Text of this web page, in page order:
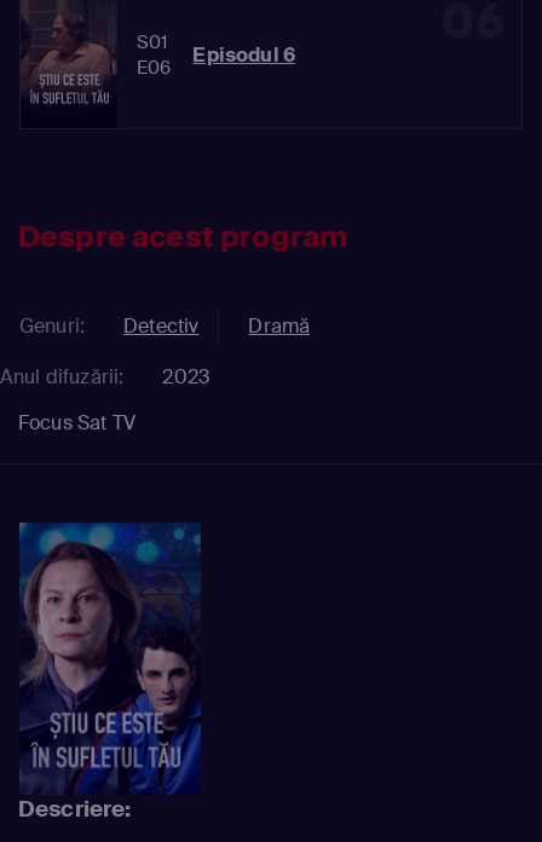
S01
E06
Episodul 6
Despre acest program
Genuri: Detectiv
Dramă
Anul difuzării:
2023
Focus Sat TV
Descriere: